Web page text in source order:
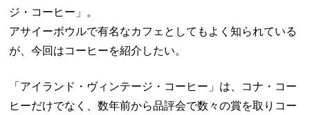
ジ・コーヒー」。
アサイーボウルで有名なカフェとしてもよく知られている
が、今回はコーヒーを紹介したい。
「アイランド・ヴィンテージ・コーヒー」は、コナ・コー
ヒーだけでなく、数年前から品評会で数々の賞を取りコー